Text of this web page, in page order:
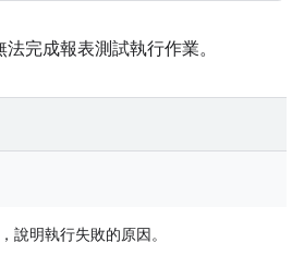
完成報表測試執行作業。
，說明執行失敗的原因。